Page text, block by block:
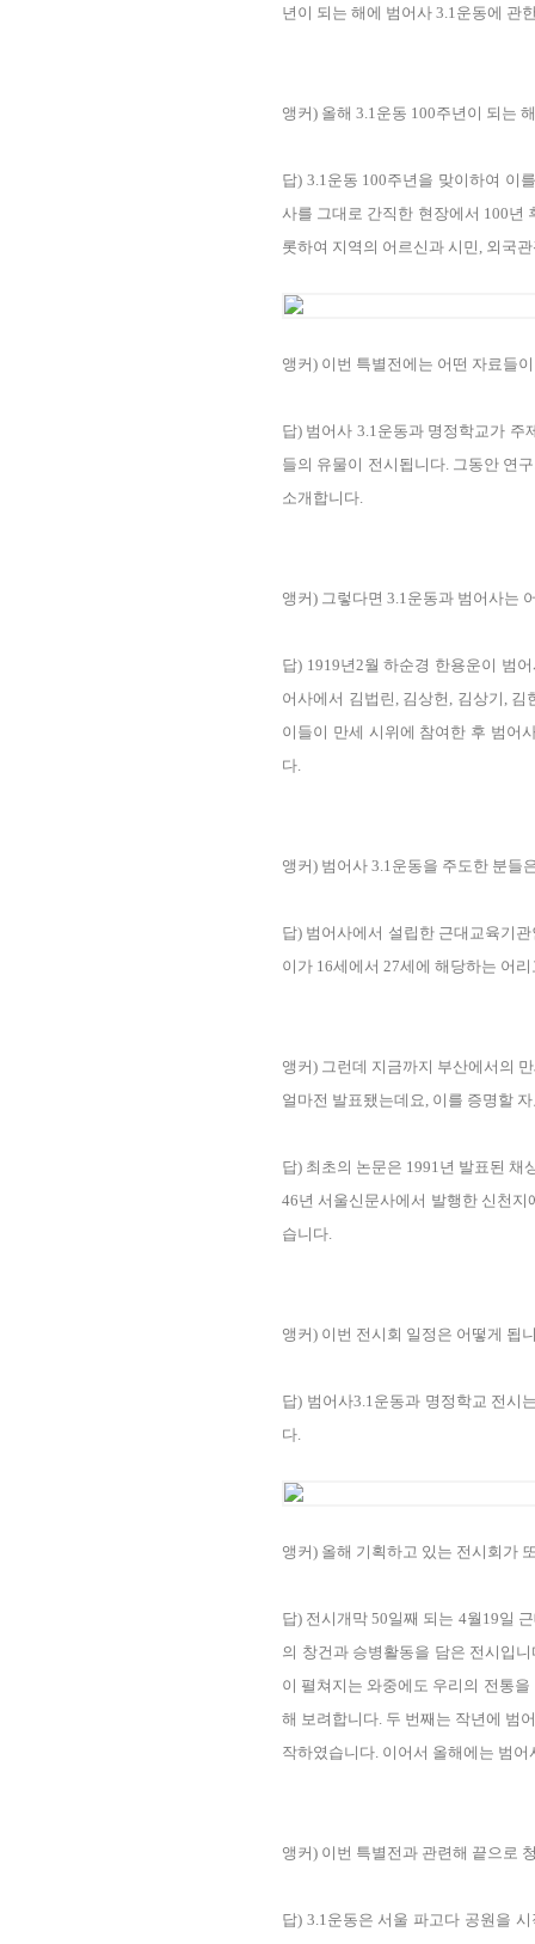
년이 되는 해에 범어사 3.1운동에 관
앵커) 올해 3.1운동 100주년이 되는
답) 3.1운동 100주년을 맞이하여 이
사를 그대로 간직한 현장에서 100년
롯하여 지역의 어르신과 시민, 외국
앵커) 이번 특별전에는 어떤 자료들
답) 범어사 3.1운동과 명정학교가
들의 유물이 전시됩니다. 그동안 연
소개합니다.
앵커) 그렇다면 3.1운동과 범어사는
답) 1919년2월 하순경 한용운이 범
어사에서 김법린, 김상헌, 김상기,
이들이 만세 시위에 참여한 후 범어
다.
앵커) 범어사 3.1운동을 주도한 분들
답) 범어사에서 설립한 근대교육기
이가 16세에서 27세에 해당하는 어
앵커) 그런데 지금까지 부산에서의
얼마전 발표됐는데요, 이를 증명할
답) 최초의 논문은 1991년 발표된 채
46년 서울신문사에서 발행한 신천
습니다.
앵커) 이번 전시회 일정은 어떻게 됩
답) 범어사3.1운동과 명정학교 전시
다.
앵커) 올해 기획하고 있는 전시회가
답) 전시개막 50일째 되는 4월19일
의 창건과 승병활동을 담은 전시입
이 펼쳐지는 와중에도 우리의 전통
해 보려합니다. 두 번째는 작년에 범
작하였습니다. 이어서 올해에는 범
앵커) 이번 특별전과 관련해 끝으로
답) 3.1운동은 서울 파고다 공원을